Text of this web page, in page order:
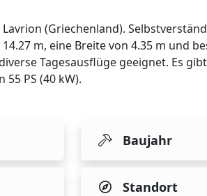
(Griechenland).
m, eine Breite von 4.35 m und
Tagesausflüge geeignet. Es
PS (40 kW).
Baujahr
Standort